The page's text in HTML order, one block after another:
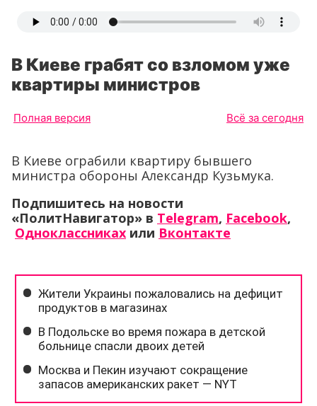
В Киеве грабят со взломом уже
квартиры министров
Полная версия Всё за сегодня
В Киеве ограбили квартиру бывшего
министра обороны Александр Кузьмука.
Подпишитесь на новости
«ПолитНавигатор» в Telegram, Facebook,
Одноклассниках или Вконтакте